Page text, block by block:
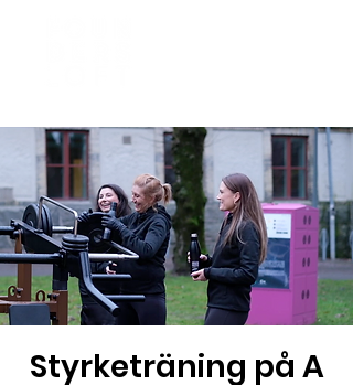
Styrketräning på A